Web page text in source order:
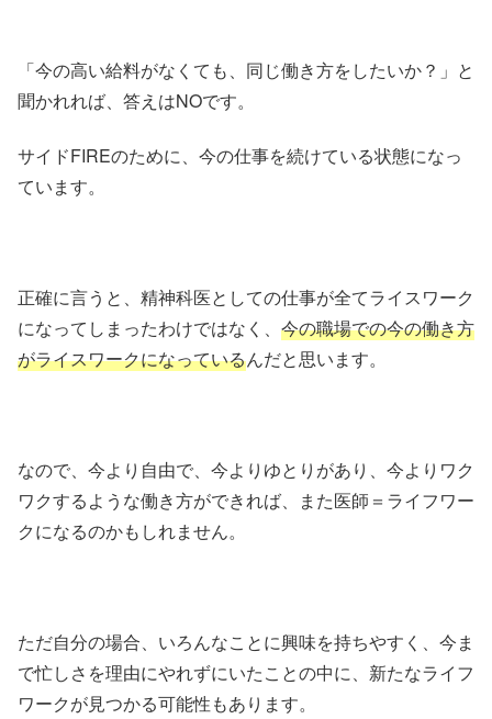
「今の高い給料がなくても、同じ働き方をしたいか？」と
聞かれれば、答えはNOです。
サイドFIREのために、今の仕事を続けている状態になっ
ています。
正確に言うと、精神科医としての仕事が全てライスワーク
になってしまったわけではなく、 今の職場での今の働き方
がライスワークになっているんだと思います。
なので、今より自由で、今よりゆとりがあり、今よりワク
ワクするような働き方ができれば、また医師＝ライフワー
クになるのかもしれません。
ただ自分の場合、いろんなことに興味を持ちやすく、今ま
で忙しさを理由にやれずにいたことの中に、新たなライフ
ワークが見つかる可能性もあります。